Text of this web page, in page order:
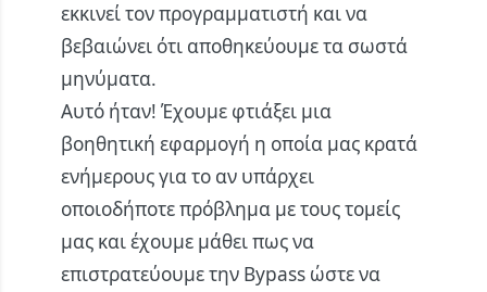
εκκινεί τον προγραμματιστή και να
βεβαιώνει ότι αποθηκεύουμε τα σωστά
μηνύματα.
Αυτό ήταν! Έχουμε φτιάξει μια
βοηθητική εφαρμογή η οποία μας κρατά
ενήμερους για το αν υπάρχει
οποιοδήποτε πρόβλημα με τους τομείς
μας και έχουμε μάθει πως να
επιστρατεύουμε την Bypass ώστε να